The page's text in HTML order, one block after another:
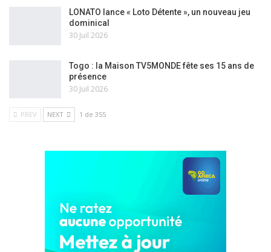
LONATO lance « Loto Détente », un nouveau jeu
dominical
30 Juil 2026
Togo : la Maison TV5MONDE fête ses 15 ans de
présence
30 Juil 2026
PREV NEXT 1 de 355